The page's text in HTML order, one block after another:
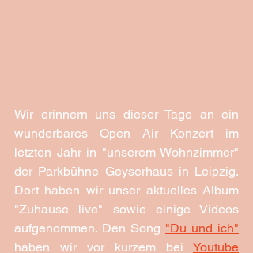
Wir erinnern uns dieser Tage an ein
wunderbares Open Air Konzert im
letzten Jahr in "unserem Wohnzimmer"
der Parkbühne Geyserhaus in Leipzig.
Dort haben wir unser aktuelles Album
"Zuhause live" sowie einige Videos
aufgenommen. Den Song "Du und ich"
haben wir vor kurzem bei Youtube